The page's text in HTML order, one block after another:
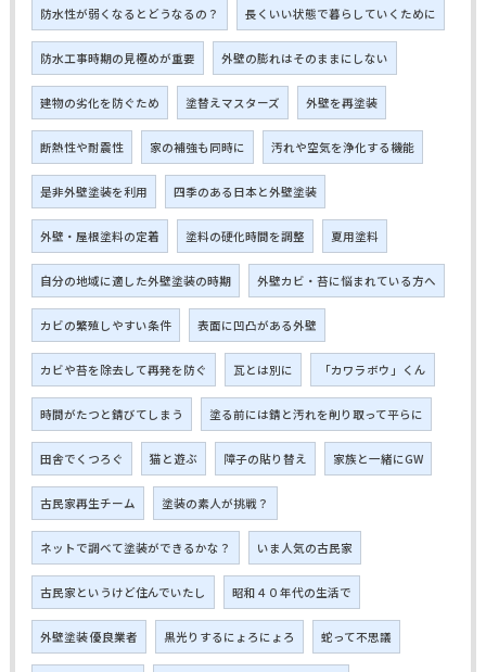
防水性が弱くなるとどうなるの？ 長くいい状態で暮らしていくために
防水工事時期の見極めが重要 外壁の膨れはそのままにしない
建物の劣化を防ぐため 塗替えマスターズ 外壁を再塗装
断熱性や耐震性 家の補強も同時に 汚れや空気を浄化する機能
是非外壁塗装を利用 四季のある日本と外壁塗装
外壁・屋根塗料の定着 塗料の硬化時間を調整 夏用塗料
自分の地域に適した外壁塗装の時期 外壁カビ・苔に悩まれている方へ
カビの繁殖しやすい条件 表面に凹凸がある外壁
カビや苔を除去して再発を防ぐ 瓦とは別に 「カワラボウ」くん
時間がたつと錆びてしまう 塗る前には錆と汚れを削り取って平らに
田舎でくつろぐ 猫と遊ぶ 障子の貼り替え 家族と一緒にGW
古民家再生チーム 塗装の素人が挑戦？
ネットで調べて塗装ができるかな？ いま人気の古民家
古民家というけど住んでいたし 昭和４０年代の生活で
外壁塗装 優良業者 黒光りするにょろにょろ 蛇って不思議